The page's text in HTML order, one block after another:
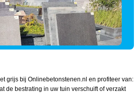
grijs bij Onlinebetonstenen.nl en profiteer van:
de bestrating in uw tuin verschuift of verzakt